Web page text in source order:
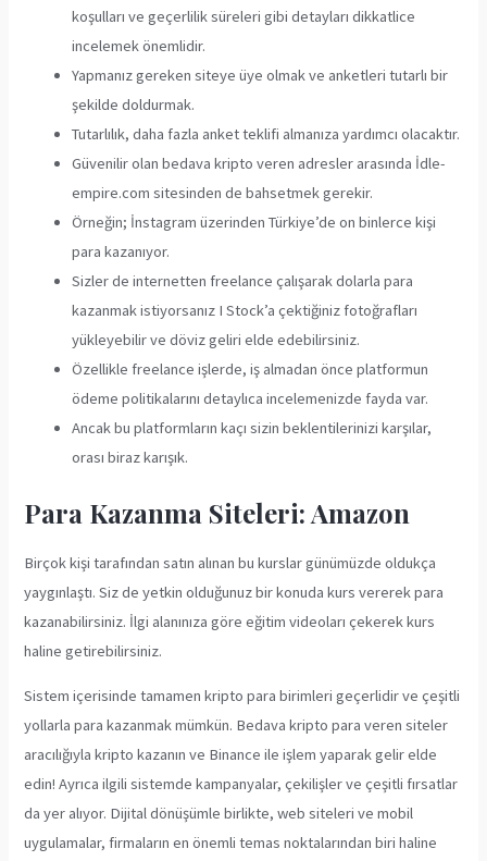
koşulları ve geçerlilik süreleri gibi detayları dikkatlice
incelemek önemlidir.
Yapmanız gereken siteye üye olmak ve anketleri tutarlı bir
şekilde doldurmak.
Tutarlılık, daha fazla anket teklifi almanıza yardımcı olacaktır.
Güvenilir olan bedava kripto veren adresler arasında İdle-
empire.com sitesinden de bahsetmek gerekir.
Örneğin; İnstagram üzerinden Türkiye’de on binlerce kişi
para kazanıyor.
Sizler de internetten freelance çalışarak dolarla para
kazanmak istiyorsanız I Stock’a çektiğiniz fotoğrafları
yükleyebilir ve döviz geliri elde edebilirsiniz.
Özellikle freelance işlerde, iş almadan önce platformun
ödeme politikalarını detaylıca incelemenizde fayda var.
Ancak bu platformların kaçı sizin beklentilerinizi karşılar,
orası biraz karışık.
Para Kazanma Siteleri: Amazon
Birçok kişi tarafından satın alınan bu kurslar günümüzde oldukça
yaygınlaştı. Siz de yetkin olduğunuz bir konuda kurs vererek para
kazanabilirsiniz. İlgi alanınıza göre eğitim videoları çekerek kurs
haline getirebilirsiniz.
Sistem içerisinde tamamen kripto para birimleri geçerlidir ve çeşitli
yollarla para kazanmak mümkün. Bedava kripto para veren siteler
aracılığıyla kripto kazanın ve Binance ile işlem yaparak gelir elde
edin! Ayrıca ilgili sistemde kampanyalar, çekilişler ve çeşitli fırsatlar
da yer alıyor. Dijital dönüşümle birlikte, web siteleri ve mobil
uygulamalar, firmaların en önemli temas noktalarından biri haline